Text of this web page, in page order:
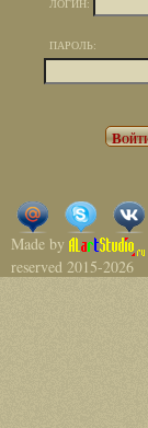
ПАРОЛЬ:
Made by
reserved 2015-2026